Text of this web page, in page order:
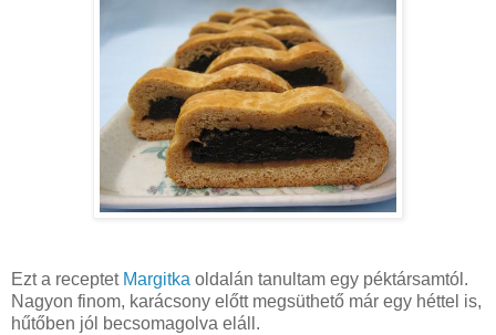
Ezt a receptet Margitka oldalán tanultam egy péktársamtól.
Nagyon finom, karácsony előtt megsüthető már egy héttel is,
hűtőben jól becsomagolva eláll.